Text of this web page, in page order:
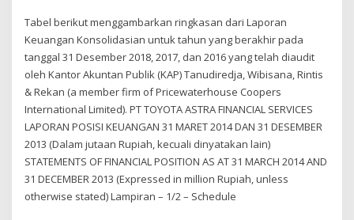
Tabel berikut menggambarkan ringkasan dari Laporan
Keuangan Konsolidasian untuk tahun yang berakhir pada
tanggal 31 Desember 2018, 2017, dan 2016 yang telah diaudit
oleh Kantor Akuntan Publik (KAP) Tanudiredja, Wibisana, Rintis
& Rekan (a member firm of Pricewaterhouse Coopers
International Limited). PT TOYOTA ASTRA FINANCIAL SERVICES
LAPORAN POSISI KEUANGAN 31 MARET 2014 DAN 31 DESEMBER
2013 (Dalam jutaan Rupiah, kecuali dinyatakan lain)
STATEMENTS OF FINANCIAL POSITION AS AT 31 MARCH 2014 AND
31 DECEMBER 2013 (Expressed in million Rupiah, unless
otherwise stated) Lampiran – 1/2 – Schedule